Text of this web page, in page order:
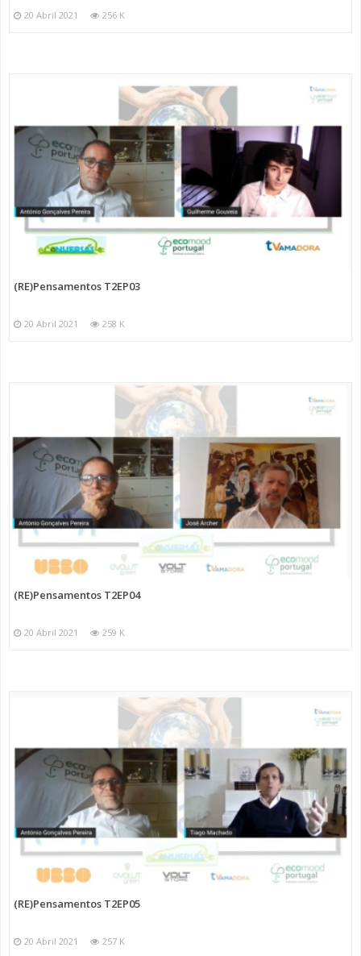
20 Abril 2021 256 K
(RE)Pensamentos T2EP03
20 Abril 2021 258 K
(RE)Pensamentos T2EP04
20 Abril 2021 259 K
(RE)Pensamentos T2EP05
20 Abril 2021 257 K